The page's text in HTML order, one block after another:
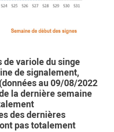
de variole du singe
de signalement,
au 09/08/2022
la dernière semaine
des dernières
pas totalement